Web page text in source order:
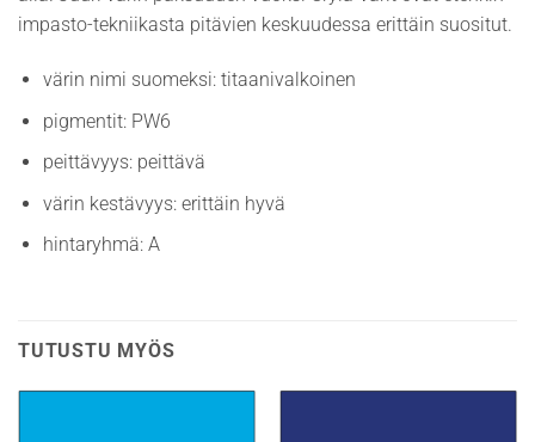
impasto-tekniikasta pitävien keskuudessa erittäin suositut.
värin nimi suomeksi: titaanivalkoinen
pigmentit: PW6
peittävyys: peittävä
värin kestävyys: erittäin hyvä
hintaryhmä: A
TUTUSTU MYÖS